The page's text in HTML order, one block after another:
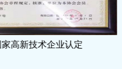
高新技术企业认定